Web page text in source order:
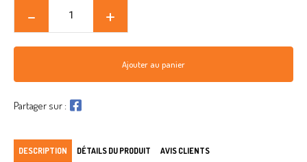
DESCRIPTION DÉTAILS DU PRODUIT AVIS CLIENTS
Ajouter au panier
Partager sur :